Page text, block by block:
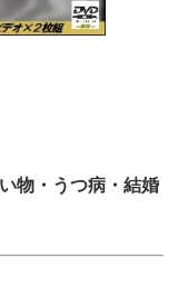
物・うつ病・結婚